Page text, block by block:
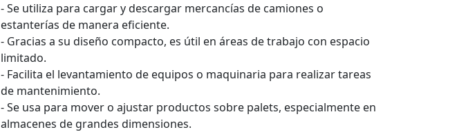
- Se utiliza para cargar y descargar mercancías de camiones o
estanterías de manera eficiente.
- Gracias a su diseño compacto, es útil en áreas de trabajo con espacio
limitado.
- Facilita el levantamiento de equipos o maquinaria para realizar tareas
de mantenimiento.
- Se usa para mover o ajustar productos sobre palets, especialmente en
almacenes de grandes dimensiones.